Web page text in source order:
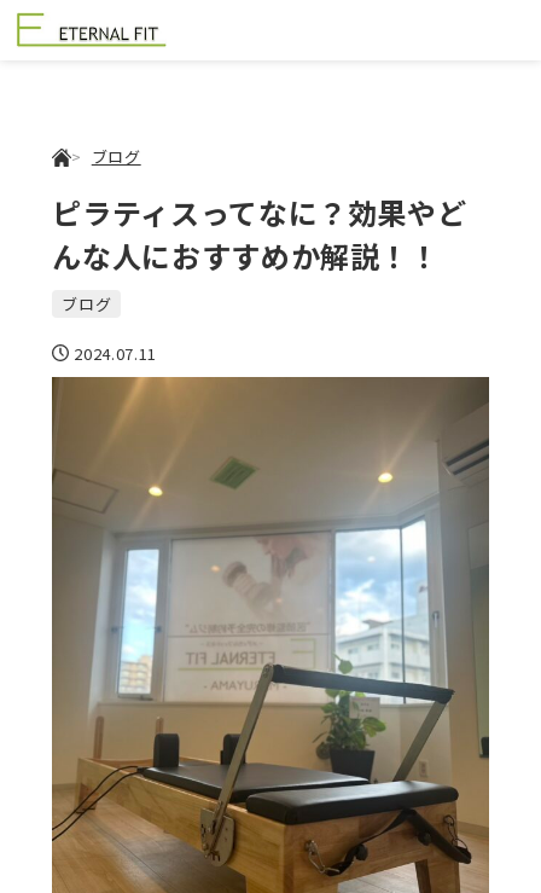
ブログ
ピラティスってなに？効果やど
んな人におすすめか解説！！
ブログ
2024.07.11